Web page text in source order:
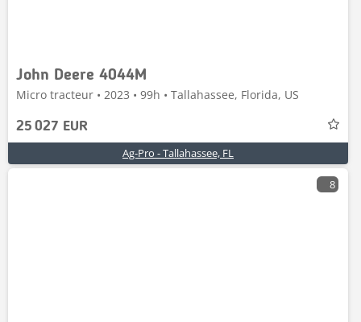
John Deere 4044M
Micro tracteur • 2023 • 99h • Tallahassee, Florida, US
25 027 EUR
Ag-Pro - Tallahassee, FL
8